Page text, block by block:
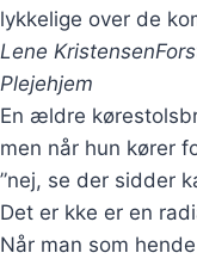
lykkelige over de
Lene Kristensen
Plejehjem
En ældre
men når hun kører
”nej, se der sidder
Det er kke er en
Når man som